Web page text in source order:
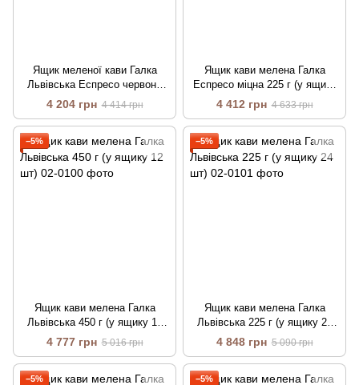
Ящик меленої кави Галка
Львівська Еспресо червона
450 гр. (у ящику 12 шт)
4 204 грн 4 414 грн
Ящик кави мелена Галка
Еспресо міцна 225 г (у ящику
24 шт)
4 412 грн 4 633 грн
−5%
Ящик кави мелена Галка
Львівська 450 г (у ящику 12
4 777 грн 5 016 грн
−5%
Ящик кави мелена Галка
Львівська 225 г (у ящику 24
4 848 грн 5 090 грн
−5% −5%